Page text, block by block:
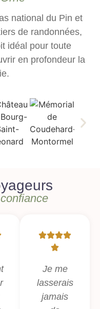
national du Pin et
de randonnées,
idéal pour toute
en profondeur la
Je me
lasserais
jamais